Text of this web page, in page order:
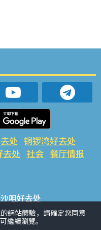
处 铜锣湾好去处
去处 社会 餐厅情报
咀好去处
处 旺角好去处 社会
網站體驗，請確定您同意
繼續瀏覽。